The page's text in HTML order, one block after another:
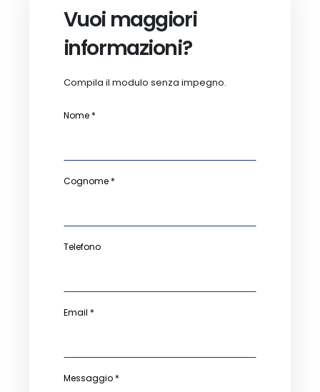
Vuoi maggiori
informazioni?
Compila il modulo senza impegno.
Nome *
Cognome *
Telefono
Email *
Messaggio *